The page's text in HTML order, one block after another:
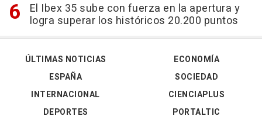
El Ibex 35 sube con fuerza en la apertura y
logra superar los históricos 20.200 puntos
ÚLTIMAS NOTICIAS
ESPAÑA
INTERNACIONAL
DEPORTES
ECONOMÍA
SOCIEDAD
CIENCIAPLUS
PORTALTIC